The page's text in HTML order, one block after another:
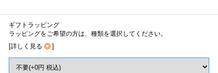
ギフトラッピング
ラッピングをご希望の方は、種類を選択してください。
[詳しく見る ]